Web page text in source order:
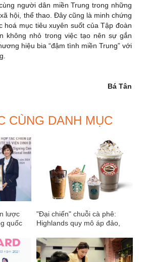
người dân miền Trung trong những
hội, thể thao. Đây cũng là minh chứng
hoá mục tiêu xuyên suốt của Tập đoàn
không nhỏ trong việc tạo nên sự gắn
hiệu bia “đậm tình miền Trung” với
Bá Tân
CÙNG DANH MỤC
lược
quốc
"Đại chiến" chuỗi cà phê:
Highlands quy mô áp đảo,
trưởng gấp đôi để vượt mặt
Starbucks